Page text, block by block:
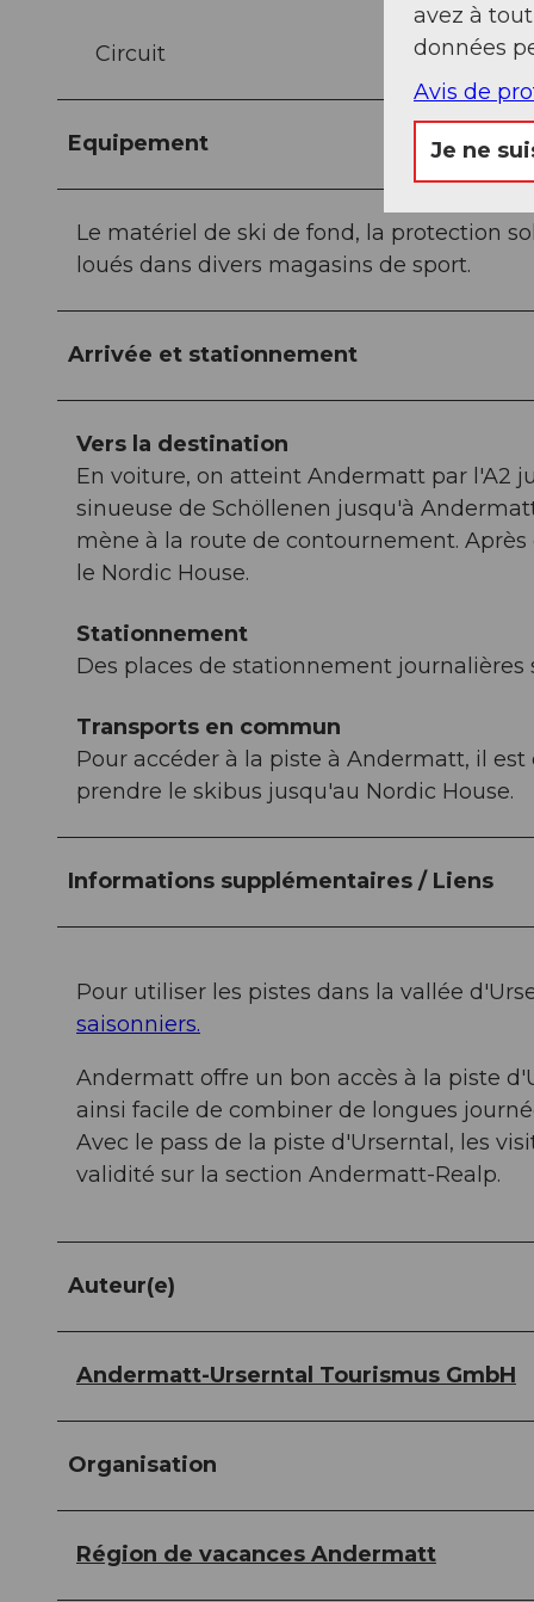
Circuit
Equipement
Le matériel de ski de fond, la protection
loués dans divers magasins de sport.
Arrivée et stationnement
Vers la destination
En voiture, on atteint Andermatt par l'A2
sinueuse de Schöllenen jusqu'à
mène à la route de contournement.
le Nordic House.
Stationnement
Des places de stationnement journalières
Transports en commun
Pour accéder à la piste à Andermatt, il
prendre le skibus jusqu'au Nordic House.
Informations supplémentaires / Liens
Pour utiliser les pistes dans la vallée
saisonniers.
Andermatt offre un bon accès à la piste
ainsi facile de combiner de longues
Avec le pass de la piste d'Urserntal, les
validité sur la section Andermatt-Realp.
Auteur(e)
Andermatt-Urserntal Tourismus GmbH
Organisation
Région de vacances Andermatt
avez à
données
Avis de
Je ne